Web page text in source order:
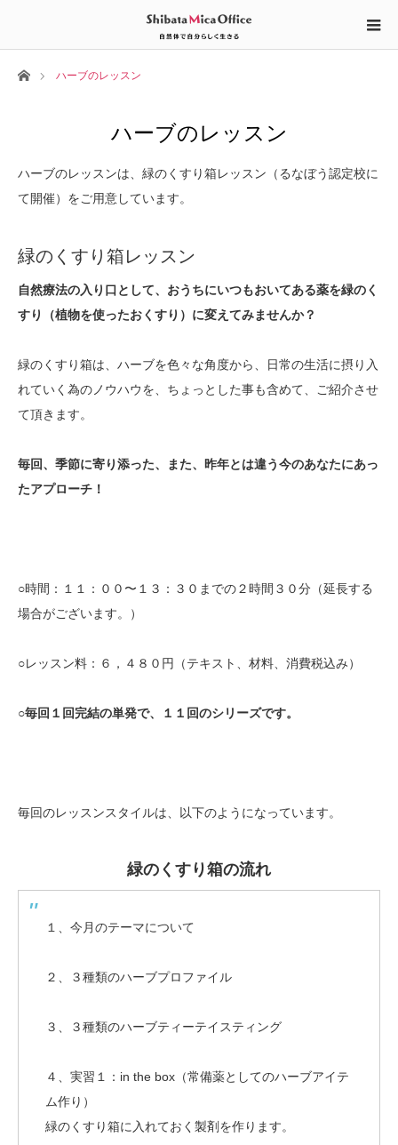
ホームハーブのレッスン
ハーブのレッスン
ハーブのレッスンは、緑のくすり箱レッスン（るなぼう認定校に
て開催）をご用意しています。
緑のくすり箱レッスン
自然療法の入り口として、おうちにいつもおいてある薬を緑のく
すり（植物を使ったおくすり）に変えてみませんか？
緑のくすり箱は、ハーブを色々な角度から、日常の生活に摂り入
れていく為のノウハウを、ちょっとした事も含めて、ご紹介させ
て頂きます。
毎回、季節に寄り添った、また、昨年とは違う今のあなたにあっ
たアプローチ！
○時間：１１：００〜１３：３０までの２時間３０分（延長する
場合がございます。）
○レッスン料：６，４８０円（テキスト、材料、消費税込み）
○毎回１回完結の単発で、１１回のシリーズです。
毎回のレッスンスタイルは、以下のようになっています。
緑のくすり箱の流れ
１、今月のテーマについて
２、３種類のハーブプロファイル
３、３種類のハーブティーテイスティング
４、実習１：in the box（常備薬としてのハーブアイテ
ム作り）
緑のくすり箱に入れておく製剤を作ります。